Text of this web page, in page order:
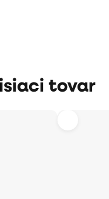
tovar